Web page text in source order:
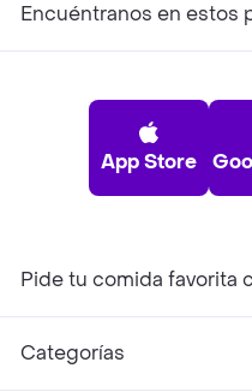
Encuéntranos en estos
App Store
Pide tu comida favorita
Categorías